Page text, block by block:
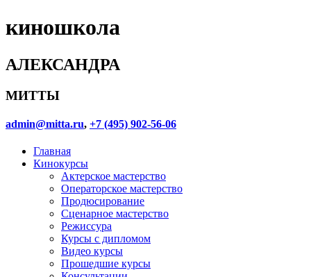
киношкола
АЛЕКСАНДРА
МИТТЫ
admin@mitta.ru, +7 (495) 902-56-06
Главная
Кинокурсы
Актерское мастерство
Операторское мастерство
Продюсирование
Сценарное мастерство
Режиссура
Курсы с дипломом
Видео курсы
Прошедшие курсы